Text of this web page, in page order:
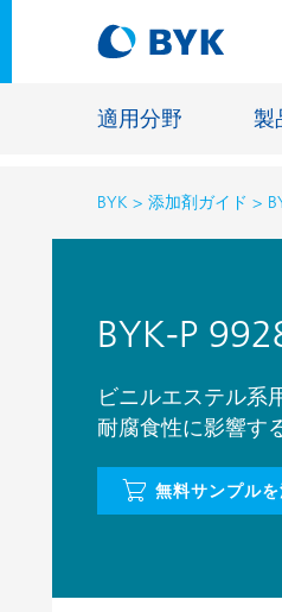
適用分野 製
適用分野別の推奨製品
接着剤およびシーリング
建築塗料
自動車・車両用塗料
自動車補修塗料
缶コーティング
BYK 添加剤ガイド
BYK-P
ビニルエステル系
耐腐食性に影響す
無料サンプル